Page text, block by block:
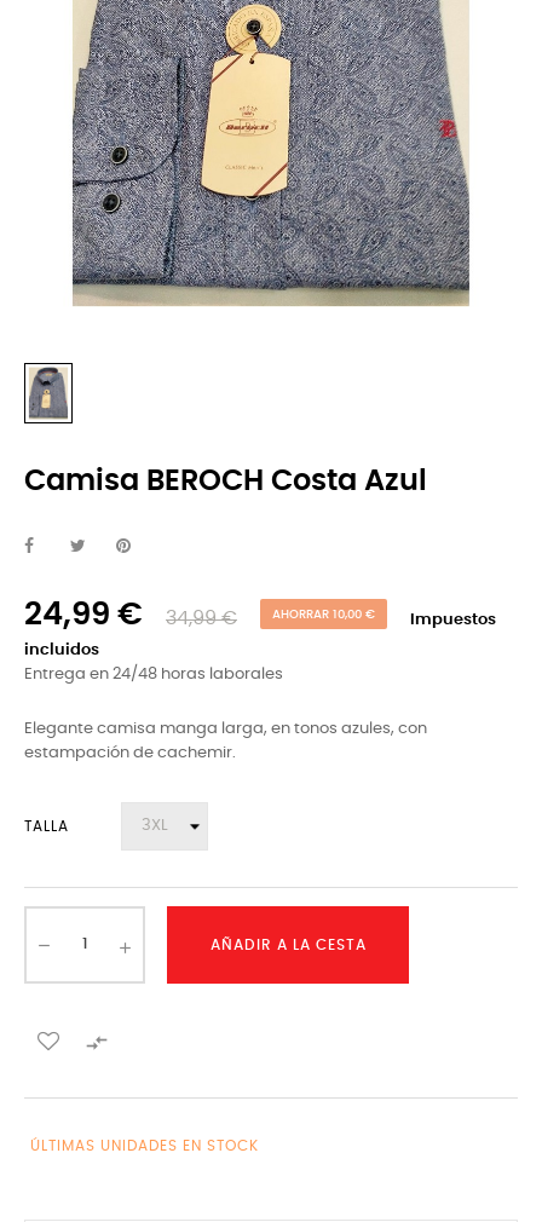
Camisa BEROCH Costa Azul
24,99 € 34,99 € AHORRAR 10,00 €
Impuestos
incluidos
Entrega en 24/48 horas laborales
Elegante camisa manga larga, en tonos azules, con
estampación de cachemir.
TALLA
AÑADIR A LA CESTA

ÚLTIMAS UNIDADES EN STOCK